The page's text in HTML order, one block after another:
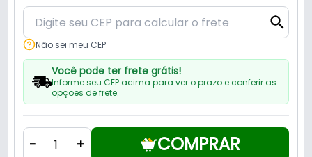
Não sei meu CEP
Você pode ter frete grátis!
Informe seu CEP acima para ver o prazo e conferir as
opções de frete.
- + COMPRAR